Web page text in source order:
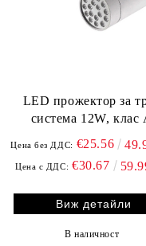
LED прожектор за
система 12W, клас
Цена без ДДС: €25.56
Цена с ДДС: €30.67
Виж детайли
В наличност